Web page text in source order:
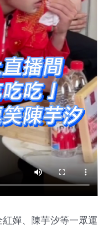
嬋、陳芋汐等一眾運